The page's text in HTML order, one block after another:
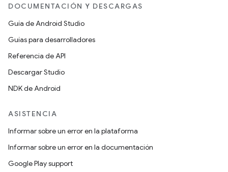
DOCUMENTACIÓN Y DESCARGAS
Guía de Android Studio
Guías para desarrolladores
Referencia de API
Descargar Studio
NDK de Android
ASISTENCIA
Informar sobre un error en la plataforma
Informar sobre un error en la documentación
Google Play support